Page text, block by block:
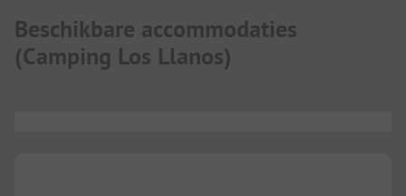
Beschikbare accommodaties
(Camping Los Llanos)